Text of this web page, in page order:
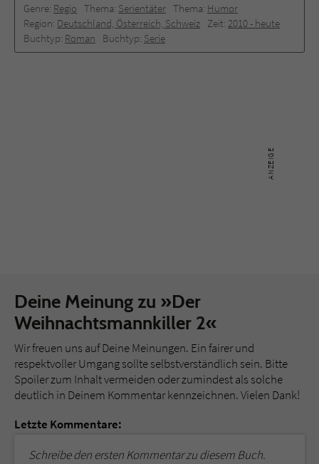
Genre: Regio Thema: Serientäter Thema: Humor
Region: Deutschland, Österreich, Schweiz Zeit: 2010 -­ heute
Buchtyp: Roman Buchtyp: Serie
Deine Meinung zu »Der
Weihnachtsmannkiller 2«
Wir freuen uns auf Deine Meinungen. Ein fairer und
respektvoller Umgang sollte selbstverständlich sein. Bitte
Spoiler zum Inhalt vermeiden oder zumindest als solche
deutlich in Deinem Kommentar kennzeichnen. Vielen Dank!
Letzte Kommentare:
Schreibe den ersten Kommentar zu diesem Buch.